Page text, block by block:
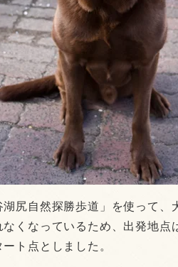
尻自然探勝歩道」を使って、
くなっているため、出発地点
ト点としました。